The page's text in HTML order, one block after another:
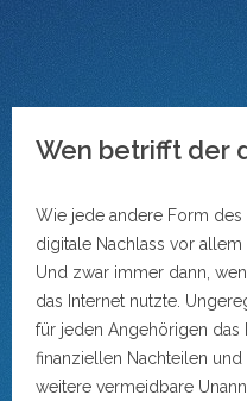
Wen betrifft der
Wie jede andere Form
digitale Nachlass vor
Und zwar immer dann,
das Internet nutzte.
für jeden Angehörigen das
finanziellen Nachteilen
weitere vermeidbare